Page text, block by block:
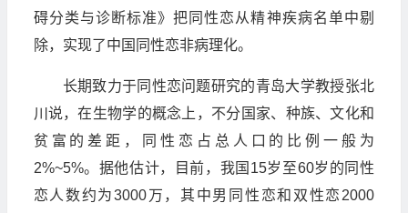
碍分类与诊断标准》把同性恋从精神疾病名单中剔
除，实现了中国同性恋非病理化。
长期致力于同性恋问题研究的青岛大学教授张北
川说，在生物学的概念上，不分国家、种族、文化和
贫富的差距，同性恋占总人口的比例一般为
2%~5%。据他估计，目前，我国15岁至60岁的同性
恋人数约为3000万，其中男同性恋和双性恋2000